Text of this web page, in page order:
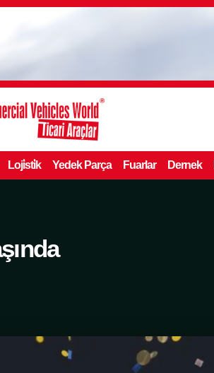
Loji̇sti̇k Yedek Parça Fuarlar Dernek